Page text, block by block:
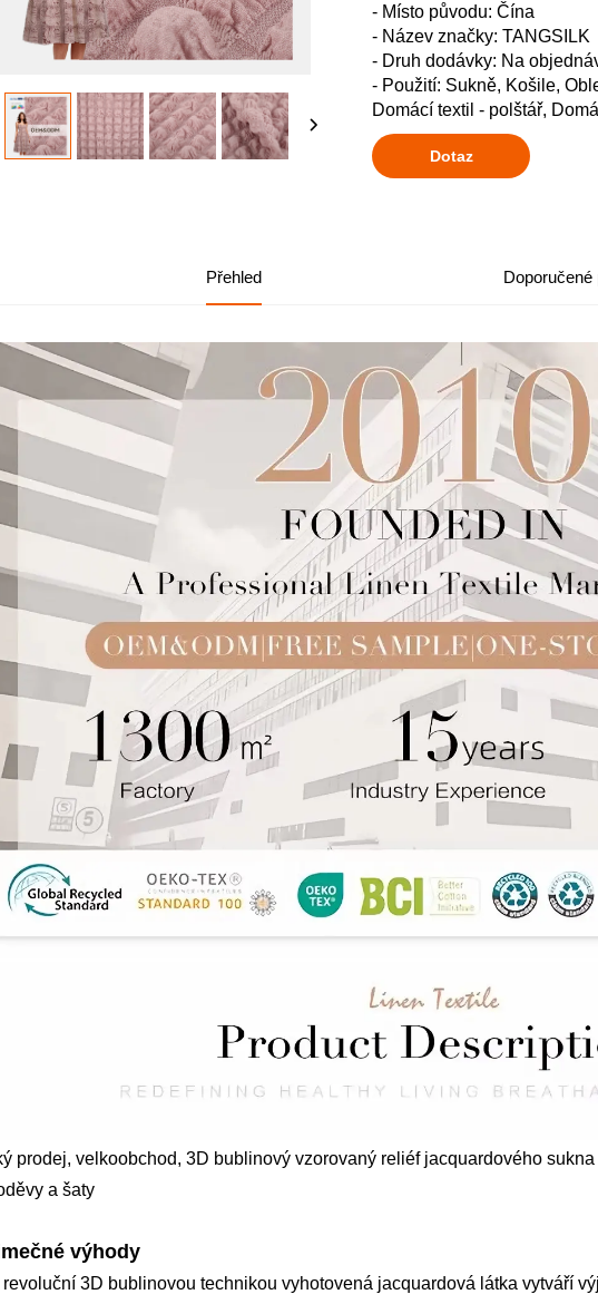
- Místo původu: Čína
- Název značky: TANGSILK
- Druh dodávky: Na
- Použití: Sukně, Košile,
Domácí textil - polštář,
Dotaz
Přehled Doporučené
prodej, velkoobchod, 3D bublinový vzorovaný reliéf jacquardového
a šaty
výhody
revoluční 3D bublinovou technikou vyhotovená jacquardová látka vytváří